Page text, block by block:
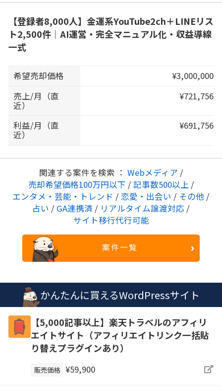
【登録者8,000人】金運系YouTube2ch＋LINEリス
ト2,500件｜AI運営・完全マニュアル化・収益導線
一式
希望売却価格
¥3,000,000
売上/月（直
近）
¥721,756
利益/月（直
近）
¥691,756
関連する案件を検索 ： Webメディア /
売却希望価格100万円以下 / 記事数500以上 /
エンタメ・芸能・トレンド / 恋愛・出会い / その他 /
占い / GA連携済 / リアルタイム譲渡対応 /
サイト移行代行可能
案件一覧
かんたんに買えるWordPressサイト
【5,000記事以上】楽天トラベルのアフィリ
エイトサイト（アフィリエイトリンク一括貼
り替えプラグインあり）
販売価格 ¥59,900